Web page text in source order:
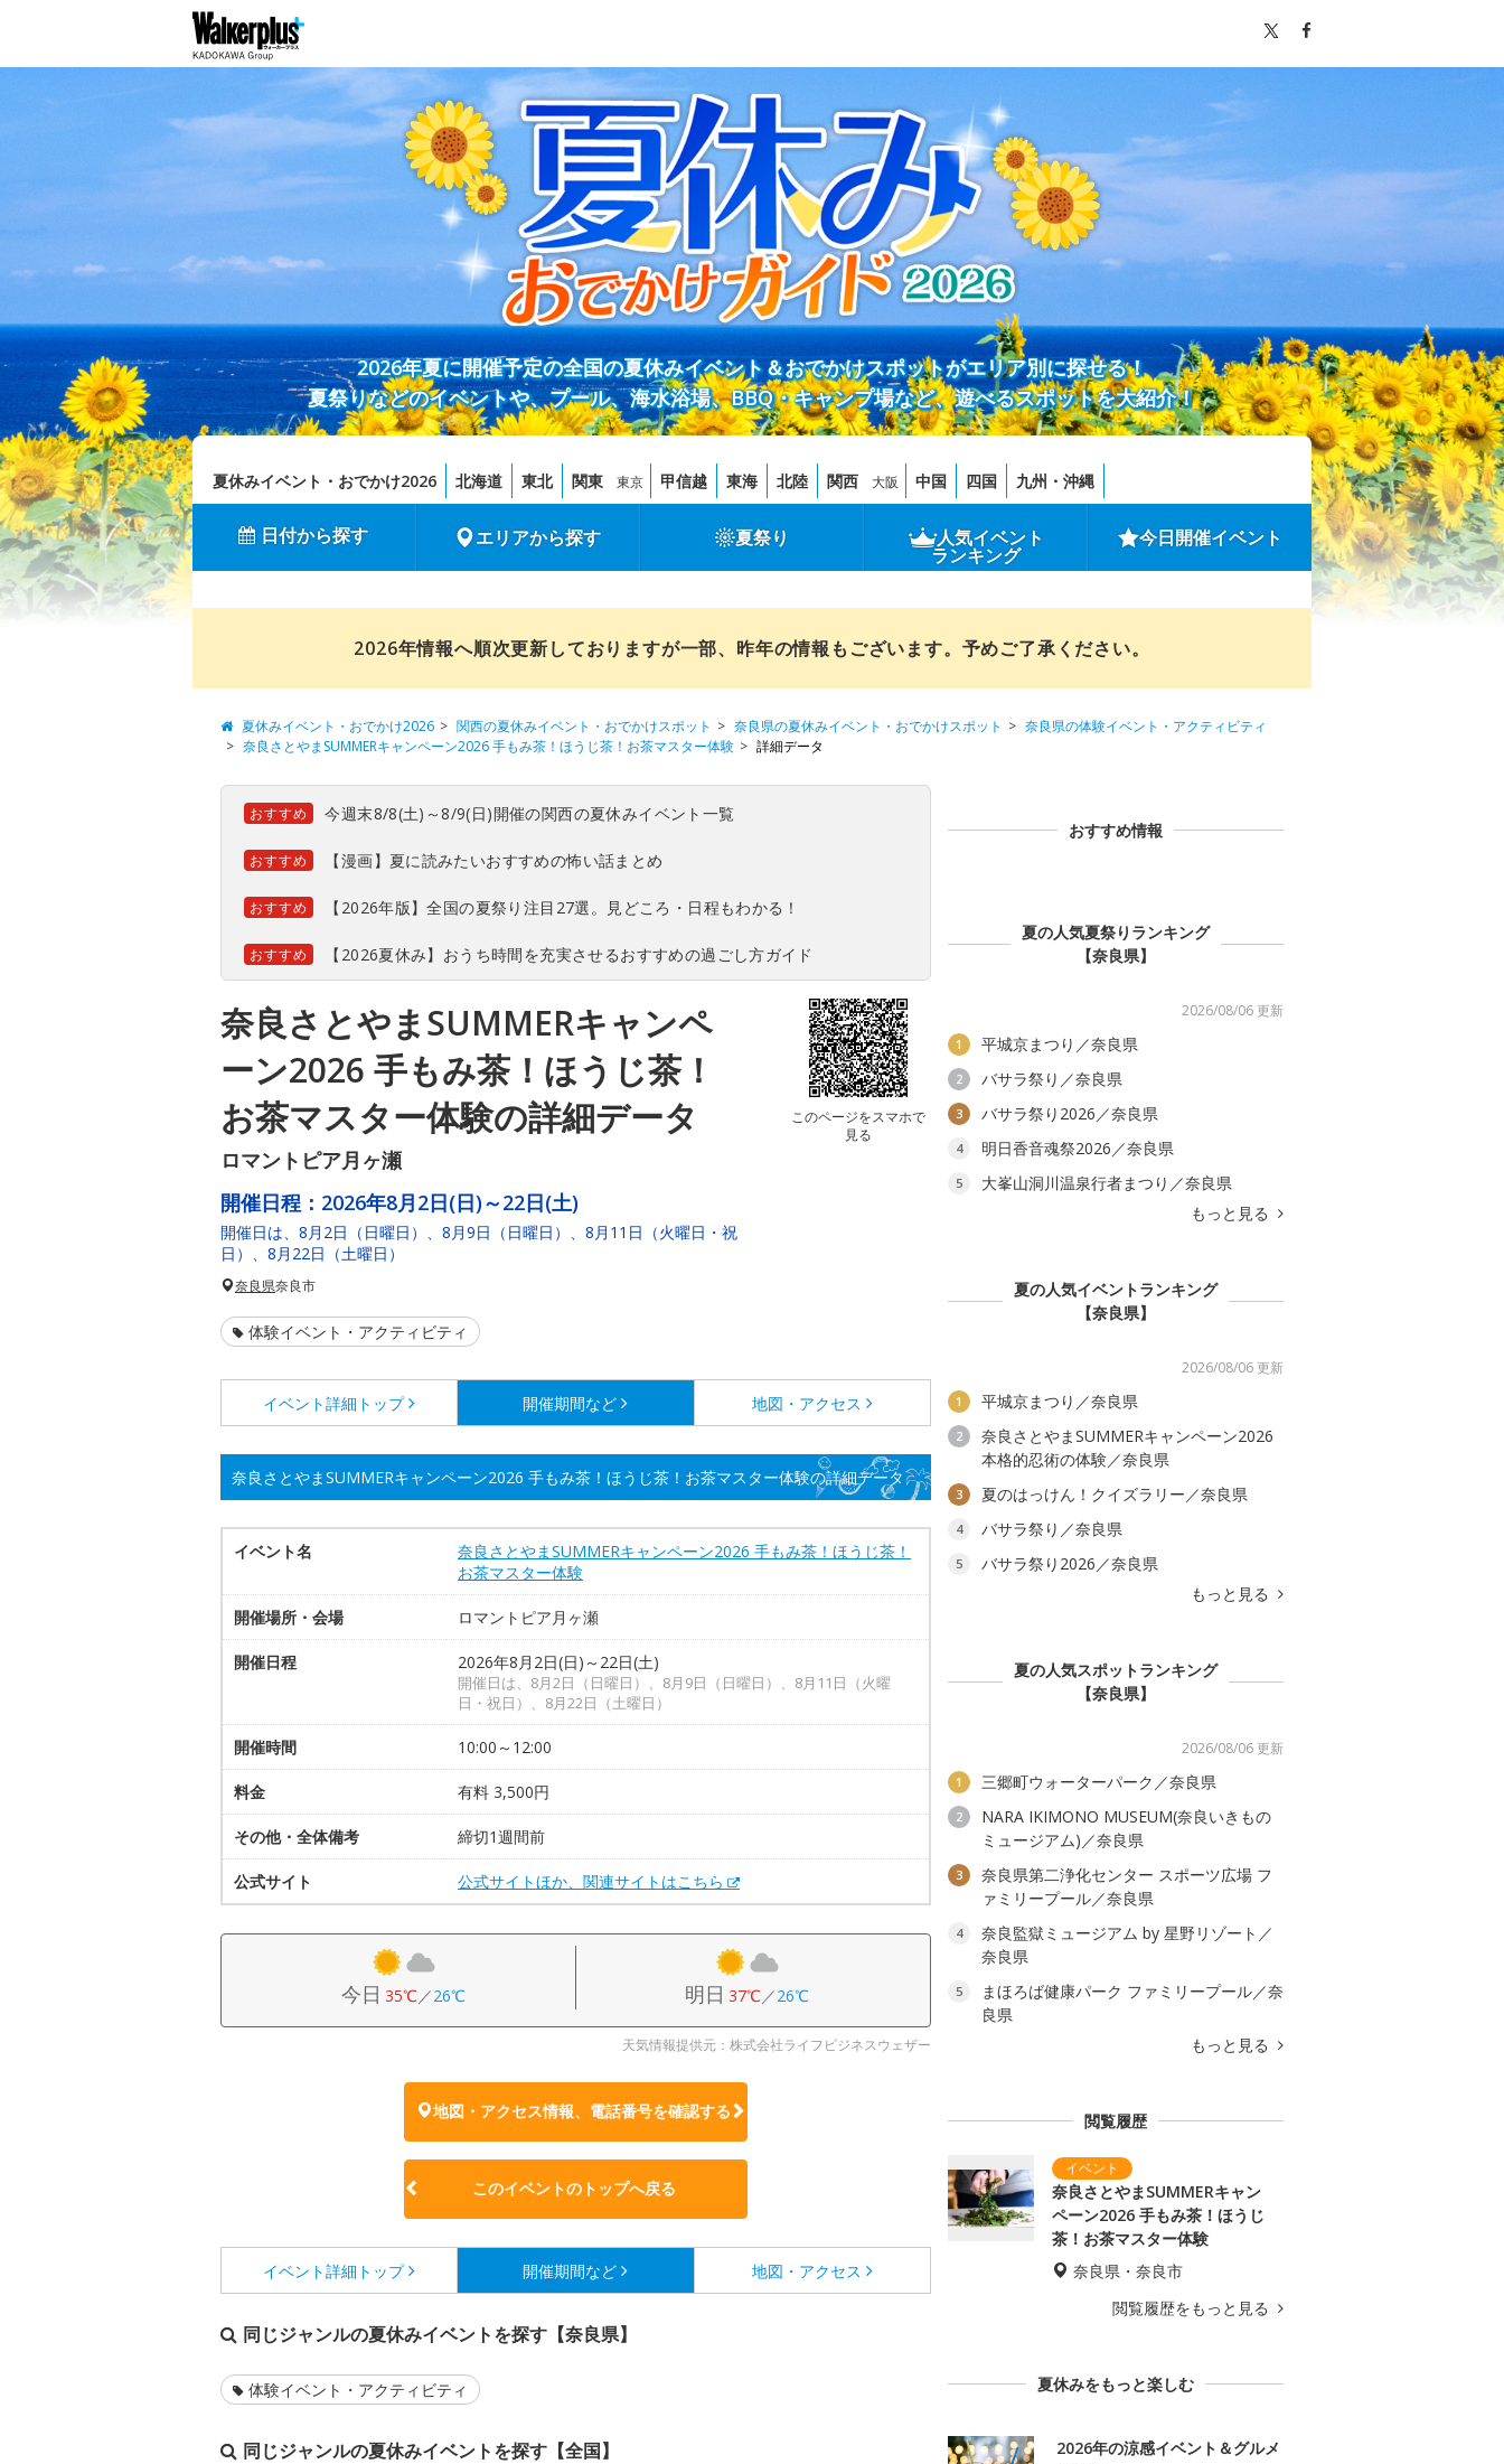
2026年夏に開催予定の全国の夏休みイベント＆おでかけスポットがエリア別に探せる！
夏祭りなどのイベントや、プール、海水浴場、BBQ・キャンプ場など、遊べるスポットを大紹介！
夏休みイベント・おでかけ2026 北海道 東北 関東 東京 甲信越 東海 北陸 関西 大阪 中国 四国 九州・沖縄
日付から探す エリアから探す 夏祭り 人気イベント
ランキング
今日開催イベント
2026年情報へ順次更新しておりますが一部、昨年の情報もございます。予めご了承ください。
夏休みイベント・おでかけ2026 関西の夏休みイベント・おでかけスポット 奈良県の夏休みイベント・おでかけスポット
奈良県の体験イベント・アクティビティ
奈良さとやまSUMMERキャンペーン2026 手もみ茶！ほうじ茶！お茶マスター体験
詳細データ
おすすめ 今週末8/8(土)～8/9(日)開催の関西の夏休みイベント一覧
おすすめ 【漫画】夏に読みたいおすすめの怖い話まとめ
おすすめ 【2026年版】全国の夏祭り注目27選。見どころ・日程もわかる！
おすすめ 【2026夏休み】おうち時間を充実させるおすすめの過ごし方ガイド
奈良さとやまSUMMERキャンペ
ーン2026 手もみ茶！ほうじ茶！
お茶マスター体験の詳細データ
ロマントピア月ヶ瀬
このページをスマホで
見る
開催日程： 2026年8月2日(日)～22日(土)
開催日は、8月2日（日曜日）、8月9日（日曜日）、8月11日（火曜日・祝
日）、8月22日（土曜日）
奈良県奈良市
体験イベント・アクティビティ
イベント詳細 トップ 開催期間など 地図・アクセス
奈良さとやまSUMMERキャンペーン2026 手もみ茶！ほうじ茶！お茶マスター体験の詳細データ
イベント名
奈良さとやまSUMMERキャンペーン2026 手もみ茶！ほうじ茶！
お茶マスター体験
開催場所・会場 ロマントピア月ヶ瀬
開催日程 2026年8月2日(日)～22日(土)
開催日は、8月2日（日曜日）、8月9日（日曜日）、8月11日（火曜
日・祝日）、8月22日（土曜日）
開催時間 10:00～12:00
料金 有料 3,500円
その他・全体備考 締切1週間前
公式サイト 公式サイトほか、関連サイトはこちら
今日 35℃／26℃ 明日 37℃／26℃
天気情報提供元：株式会社ライフビジネスウェザー
地図・アクセス情報、電話番号を確認する
このイベントのトップへ戻る
イベント詳細 トップ 開催期間など 地図・アクセス
同じジャンルの夏休みイベントを探す【奈良県】
体験イベント・アクティビティ
同じジャンルの夏休みイベントを探す【全国】
おすすめ情報
夏の人気夏祭りランキング
【奈良県】
2026/08/06 更新
1 平城京まつり／奈良県
2 バサラ祭り／奈良県
3 バサラ祭り2026／奈良県
4 明日香音魂祭2026／奈良県
5
大峯山洞川温泉行者まつり／奈良県
もっと見る
夏の人気イベントランキング
【奈良県】
2026/08/06 更新
1 平城京まつり／奈良県
2
奈良さとやまSUMMERキャンペーン2026
本格的忍術の体験／奈良県
3 夏のはっけん！クイズラリー／奈良県
4 バサラ祭り／奈良県
5
バサラ祭り2026／奈良県
もっと見る
夏の人気スポットランキング
【奈良県】
2026/08/06 更新
1 三郷町ウォーターパーク／奈良県
2
NARA IKIMONO MUSEUM(奈良いきもの
ミュージアム)／奈良県
3
奈良県第二浄化センター スポーツ広場 フ
ァミリープール／奈良県
4
奈良監獄ミュージアム by 星野リゾート／
奈良県
5
まほろば健康パーク ファミリープール／奈
良県
もっと見る
閲覧履歴
奈良さとやまSUMMERキャン
ペーン2026 手もみ茶！ほうじ
茶！お茶マスター体験
奈良県・奈良市
閲覧履歴をもっと見る
夏休みをもっと楽しむ
2026年の涼感イベント＆グルメ